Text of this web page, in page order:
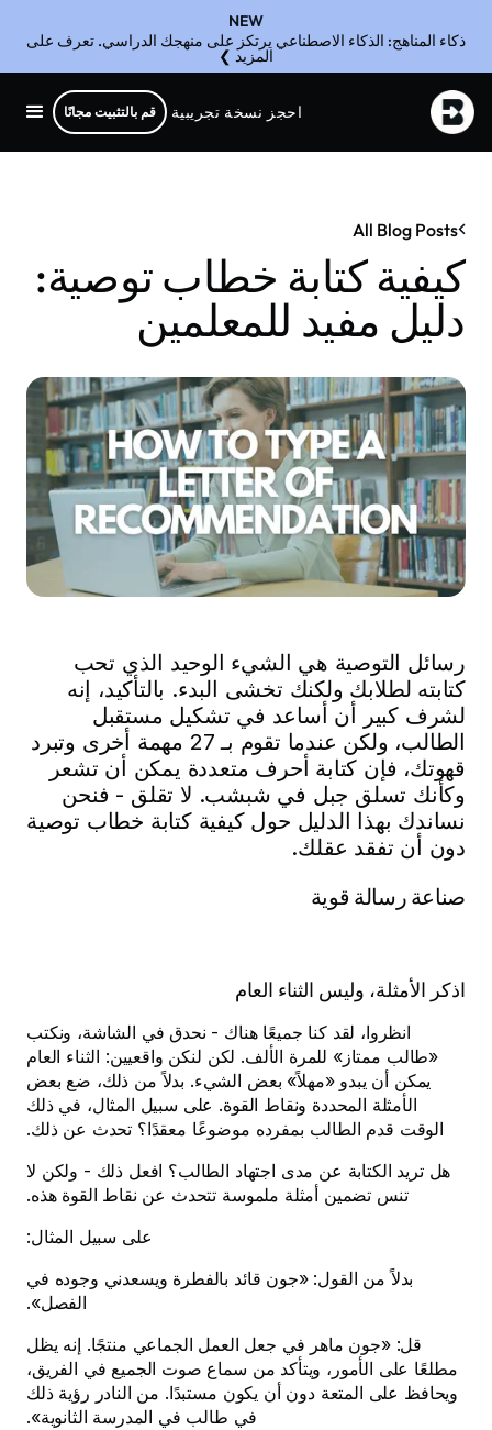
NEW
ذكاء المناهج: الذكاء الاصطناعي يرتكز على منهجك الدراسي. تعرف على
المزيد ❯
احجز نسخة تجريبية قم بالتثبيت مجانًا
All Blog Posts
كيفية كتابة خطاب توصية:
دليل مفيد للمعلمين
رسائل التوصية هي الشيء الوحيد الذي تحب
كتابته لطلابك ولكنك تخشى البدء. بالتأكيد، إنه
لشرف كبير أن أساعد في تشكيل مستقبل
الطالب، ولكن عندما تقوم بـ 27 مهمة أخرى وتبرد
قهوتك، فإن كتابة أحرف متعددة يمكن أن تشعر
وكأنك تسلق جبل في شبشب. لا تقلق - فنحن
نساندك بهذا الدليل حول كيفية كتابة خطاب توصية
دون أن تفقد عقلك.
صناعة رسالة قوية
اذكر الأمثلة، وليس الثناء العام
انظروا، لقد كنا جميعًا هناك - نحدق في الشاشة، ونكتب
«طالب ممتاز» للمرة الألف. لكن لنكن واقعيين: الثناء العام
يمكن أن يبدو «مهلاً» بعض الشيء. بدلاً من ذلك، ضع بعض
الأمثلة المحددة ونقاط القوة. على سبيل المثال، في ذلك
الوقت قدم الطالب بمفرده موضوعًا معقدًا؟ تحدث عن ذلك.
هل تريد الكتابة عن مدى اجتهاد الطالب؟ افعل ذلك - ولكن لا
تنس تضمين أمثلة ملموسة تتحدث عن نقاط القوة هذه.
على سبيل المثال:
بدلاً من القول: «جون قائد بالفطرة ويسعدني وجوده في
الفصل».
قل: «جون ماهر في جعل العمل الجماعي منتجًا. إنه يظل
مطلعًا على الأمور، ويتأكد من سماع صوت الجميع في الفريق،
ويحافظ على المتعة دون أن يكون مستبدًا. من النادر رؤية ذلك
في طالب في المدرسة الثانوية».